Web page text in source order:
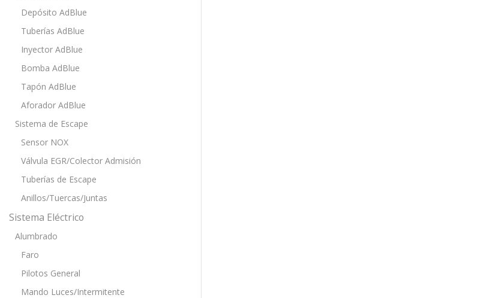
Depósito AdBlue
Tuberías AdBlue
Inyector AdBlue
Bomba AdBlue
Tapón AdBlue
Aforador AdBlue
Sistema de Escape
Sensor NOX
Válvula EGR/Colector Admisión
Tuberías de Escape
Anillos/Tuercas/Juntas
Sistema Eléctrico
Alumbrado
Faro
Pilotos General
Mando Luces/Intermitente